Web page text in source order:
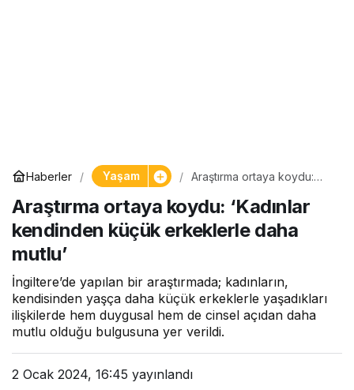
Haberler Yaşam
Araştırma ortaya koydu:
erkeklerle daha mutlu’
Araştırma ortaya koydu: ‘Kadınlar
kendinden küçük erkeklerle daha
mutlu’
İngiltere’de yapılan bir araştırmada; kadınların,
kendisinden yaşça daha küçük erkeklerle yaşadıkları
ilişkilerde hem duygusal hem de cinsel açıdan daha
mutlu olduğu bulgusuna yer verildi.
2 Ocak 2024, 16:45 yayınlandı